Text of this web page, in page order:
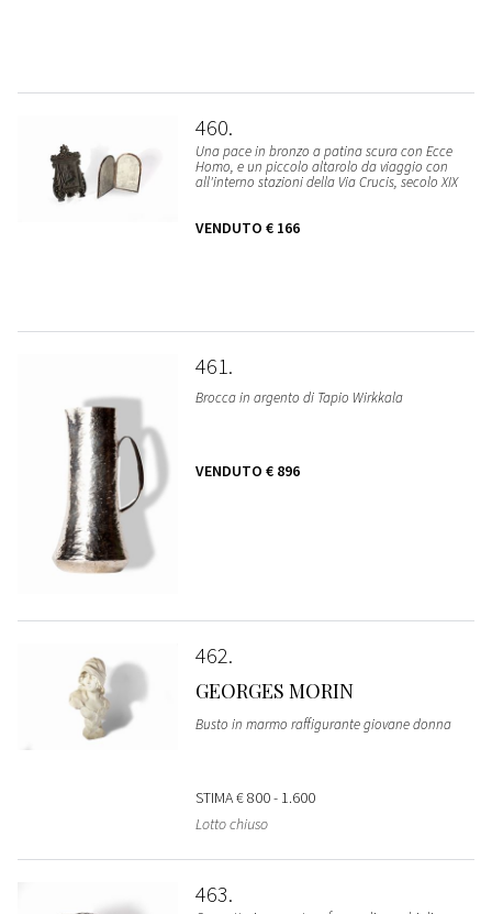
460
Una pace in bronzo a patina scura con Ecce
Homo, e un piccolo altarolo da viaggio con
all'interno stazioni della Via Crucis, secolo XIX
VENDUTO € 166
461
Brocca in argento di Tapio Wirkkala
VENDUTO € 896
462
GEORGES MORIN
Busto in marmo raffigurante giovane donna
STIMA€ 800 - 1.600
Lotto chiuso
463